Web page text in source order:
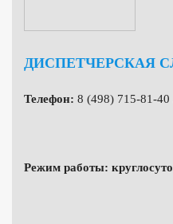
ДИСПЕТЧЕРСКАЯ
Телефон: 8 (498) 715-81-
Режим работы: